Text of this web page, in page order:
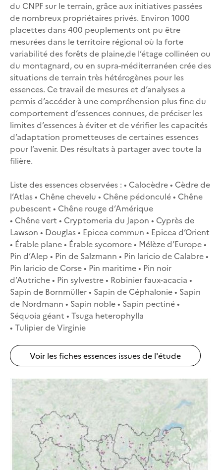
du CNPF sur le terrain, grâce aux initiatives passées
de nombreux propriétaires privés. Environ 1000
placettes dans 400 peuplements ont pu être
mesurées dans le territoire régional où la forte
variabilité des forêts de plaine,de l’étage collinéen ou
du montagnard, ou en supra-méditerranéen crée des
situations de terrain très hétérogènes pour les
essences. Ce travail de mesures et d’analyses a
permis d’accéder à une compréhension plus fine du
comportement d’essences connues, de préciser les
limites d’essences à éviter et de vérifier les capacités
d’adaptation prometteuses de certaines essences
pour l’avenir. Des résultats à partager avec toute la
filière.
Liste des essences observées : • Calocèdre • Cèdre de
l’Atlas • Chêne chevelu • Chêne pédonculé • Chêne
pubescent • Chêne rouge d’Amérique
• Chêne vert • Cryptomeria du Japon • Cyprès de
Lawson • Douglas • Epicea commun • Epicea d’Orient
• Érable plane • Érable sycomore • Mélèze d’Europe •
Pin d’Alep • Pin de Salzmann • Pin laricio de Calabre •
Pin laricio de Corse • Pin maritime • Pin noir
d’Autriche • Pin sylvestre • Robinier faux-acacia •
Sapin de Bornmüller • Sapin de Céphalonie • Sapin
de Nordmann • Sapin noble • Sapin pectiné •
Séquoia géant • Tsuga heterophylla
• Tulipier de Virginie
Voir les fiches essences issues de l'étude